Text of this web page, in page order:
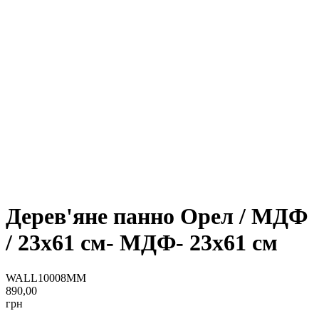
Дерев'яне панно Орел / МДФ
/ 23x61 см- МДФ- 23x61 см
WALL10008MM
890,00
грн